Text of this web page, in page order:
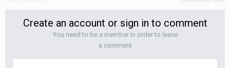
Create an account or sign in to comment
You need to be a member in order to leave
a comment